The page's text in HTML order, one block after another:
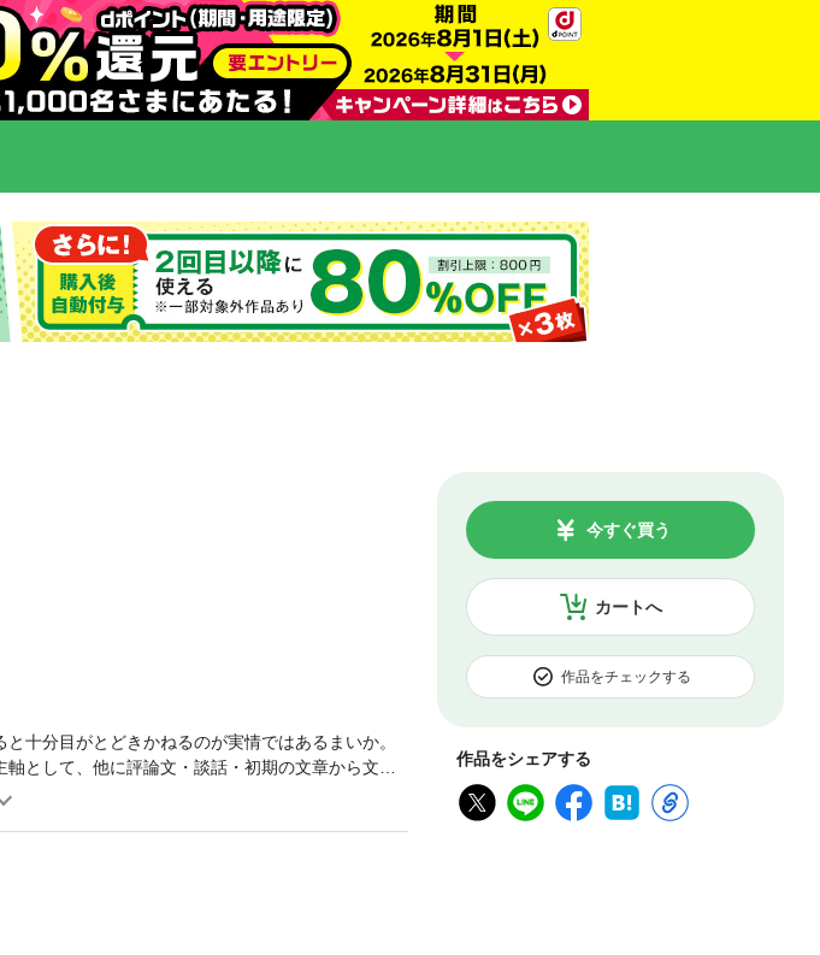
カートへ
今すぐ買う
作品をチェックする
作品をシェアする
十分目がとどきかねるのが実情ではあるまいか。
として、他に評論文・談話・初期の文章から文芸
としての漱石像がくっきりと浮かびあがる。